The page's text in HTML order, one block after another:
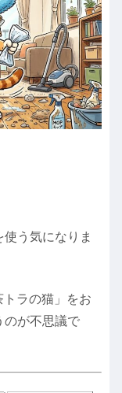
う気になりま
トラの猫」をお
のが不思議で